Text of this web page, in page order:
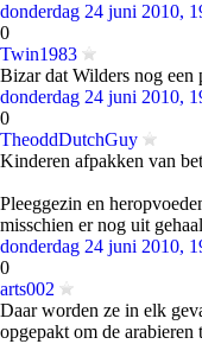
donderdag 24 juni 2010,
0
Twin1983
Bizar dat Wilders nog een
donderdag 24 juni 2010,
0
TheoddDutchGuy
Kinderen afpakken van
Pleeggezin en
misschien er nog uit
donderdag 24 juni 2010,
0
arts002
Daar worden ze in elk
opgepakt om de arabieren